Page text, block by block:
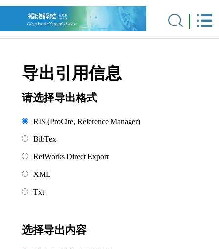
导出引用信息
请选择导出格式
RIS (ProCite, Reference Manager)
BibTex
RefWorks Direct Export
XML
Txt
选择导出内容